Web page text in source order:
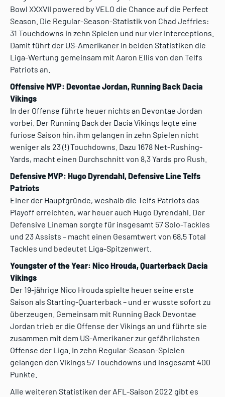
Bowl XXXVII powered by VELO die Chance auf die Perfect
Season. Die Regular-Season-Statistik von Chad Jeffries:
31 Touchdowns in zehn Spielen und nur vier Interceptions.
Damit führt der US-Amerikaner in beiden Statistiken die
Liga-Wertung gemeinsam mit Aaron Ellis von den Telfs
Patriots an.
Offensive MVP: Devontae Jordan, Running Back Dacia
Vikings
In der Offense führte heuer nichts an Devontae Jordan
vorbei. Der Running Back der Dacia Vikings legte eine
furiose Saison hin, ihm gelangen in zehn Spielen nicht
weniger als 23 (!) Touchdowns. Dazu 1678 Net-Rushing-
Yards, macht einen Durchschnitt von 8,3 Yards pro Rush.
Defensive MVP: Hugo Dyrendahl, Defensive Line Telfs
Patriots
Einer der Hauptgründe, weshalb die Telfs Patriots das
Playoff erreichten, war heuer auch Hugo Dyrendahl. Der
Defensive Lineman sorgte für insgesamt 57 Solo-Tackles
und 23 Assists – macht einen Gesamtwert von 68,5 Total
Tackles und bedeutet Liga-Spitzenwert.
Youngster of the Year: Nico Hrouda, Quarterback Dacia
Vikings
Der 19-jährige Nico Hrouda spielte heuer seine erste
Saison als Starting-Quarterback – und er wusste sofort zu
überzeugen. Gemeinsam mit Running Back Devontae
Jordan trieb er die Offense der Vikings an und führte sie
zusammen mit dem US-Amerikaner zur gefährlichsten
Offense der Liga. In zehn Regular-Season-Spielen
gelangen den Vikings 57 Touchdowns und insgesamt 400
Punkte.
Alle weiteren Statistiken der AFL-Saison 2022 gibt es